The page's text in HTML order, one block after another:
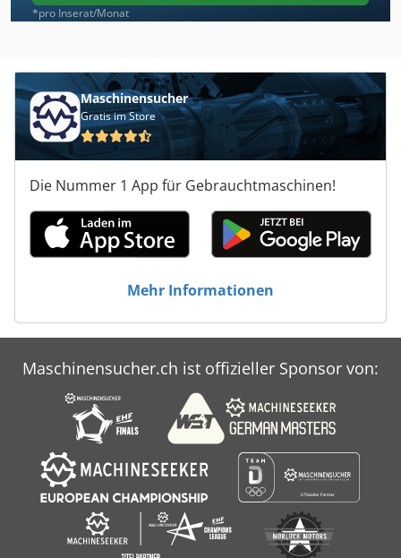
*pro Inserat/Monat
Maschinensucher
Gratis im Store
Die Nummer 1 App für Gebrauchtmaschinen!
Mehr Informationen
Maschinensucher.ch ist offizieller Sponsor von: